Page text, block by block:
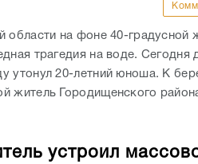
области на фоне 40-градусной
трагедия на воде. Сегодня
утонул 20-летний юноша. К
житель Городищенского
устроил